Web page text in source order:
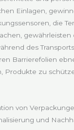
Einlagen,
die
gewährleisten
des
Barrierefolien
Produkte zu
von
und